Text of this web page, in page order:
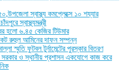
স্বাস্থ্য কমপ্লেক্সে ১০ শয্যার
স্বাস্থ্যমন্ত্রী
হলো ৬.৪৫ কেজির টিউমার
রুহুল আমিনের দাফন সম্পন্ন
স্মৃতি ফুটবল টুর্নামেন্টের পুরস্কার বিতরণ
সরকার ও স্থানীয় প্রশাসন একযোগে কাজ করে